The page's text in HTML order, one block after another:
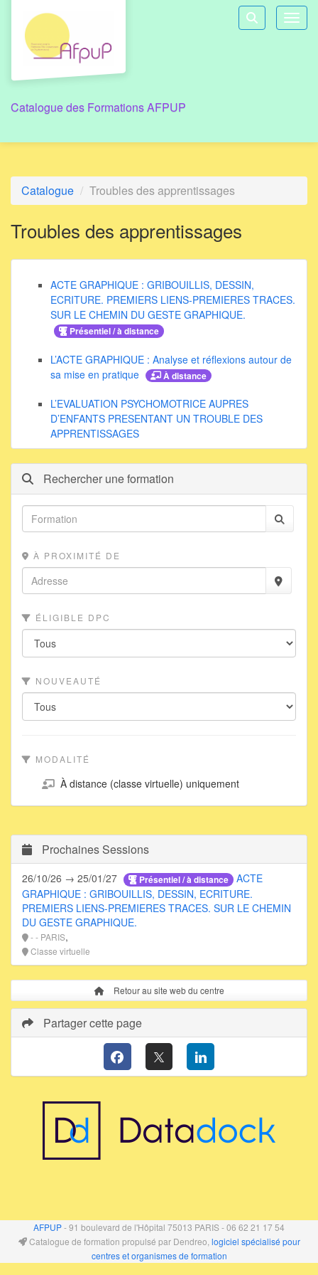
Aller au menu principal
Aller au contenu principal
Personnaliser l'interface
Rechercher
Catalogue des Formations AFPUP
Catalogue Troubles des apprentissages
Troubles des apprentissages
ACTE GRAPHIQUE : GRIBOUILLIS, DESSIN,
ECRITURE. PREMIERS LIENS-PREMIERES TRACES.
SUR LE CHEMIN DU GESTE GRAPHIQUE.
Présentiel / à distance
L’ACTE GRAPHIQUE : Analyse et réflexions autour de
sa mise en pratique
À distance
L’EVALUATION PSYCHOMOTRICE AUPRES
D’ENFANTS PRESENTANT UN TROUBLE DES
APPRENTISSAGES
Rechercher une formation
À PROXIMITÉ DE
ÉLIGIBLE DPC
NOUVEAUTÉ
MODALITÉ
À distance (classe virtuelle) uniquement
Prochaines Sessions
26/10/26 → 25/01/27 Présentiel / à distance
ACTE
GRAPHIQUE : GRIBOUILLIS, DESSIN, ECRITURE.
PREMIERS LIENS-PREMIERES TRACES. SUR LE CHEMIN
DU GESTE GRAPHIQUE.
- - PARIS,
Classe virtuelle
Retour au site web du centre
Partager cette page
AFPUP- 91 boulevard de l'Hôpital 75013 PARIS - 06 62 21 17 54
Catalogue de formation propulsé par Dendreo, logiciel spécialisé pour
centres et organismes de formation